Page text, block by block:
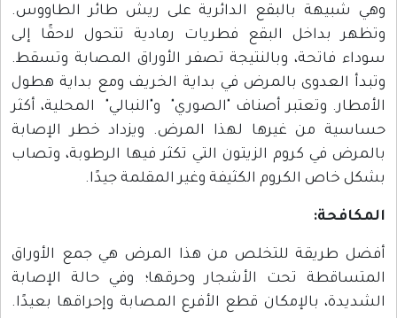
وهي شبيهة بالبقع الدائرية على ريش طائر الطاووس.
وتظهر بداخل البقع فطريات رمادية تتحول لاحقًا إلى
سوداء فاتحة، وبالنتيجة تصفر الأوراق المصابة وتسقط.
وتبدأ العدوى بالمرض في بداية الخريف ومع بداية هطول
الأمطار. وتعتبر أصناف "الصوري" و"النبالي" المحلية، أكثر
حساسية من غيرها لهذا المرض. ويزداد خطر الإصابة
بالمرض في كروم الزيتون التي تكثر فيها الرطوبة، وتصاب
بشكل خاص الكروم الكثيفة وغير المقلمة جيدًا.
المكافحة:
أفضل طريقة للتخلص من هذا المرض هي جمع الأوراق
المتساقطة تحت الأشجار وحرقها؛ وفي حالة الإصابة
الشديدة، بالإمكان قطع الأفرع المصابة وإحراقها بعيدًا.